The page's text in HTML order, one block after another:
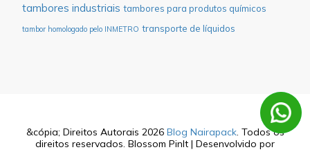
tambores industriais tambores para produtos químicos
tambor homologado pelo INMETRO transporte de líquidos
&cópia; Direitos Autorais 2026 Blog Nairapack. Todos os
direitos reservados. Blossom PinIt | Desenvolvido por